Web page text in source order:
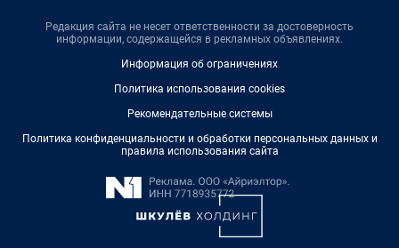
Редакция сайта не несет ответственности за достоверность
информации, содержащейся в рекламных объявлениях.
Информация об ограничениях
Политика использования cookies
Рекомендательные системы
Политика конфиденциальности и обработки персональных данных и
правила использования сайта